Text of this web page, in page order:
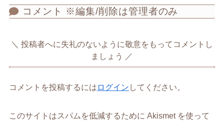
コメント ※編集/削除は管理者のみ
投稿者へに失礼のないように敬意をもってコメントし
ましょう
コメントを投稿するには ログイン してください。
このサイトはスパムを低減するために Akismet を使って